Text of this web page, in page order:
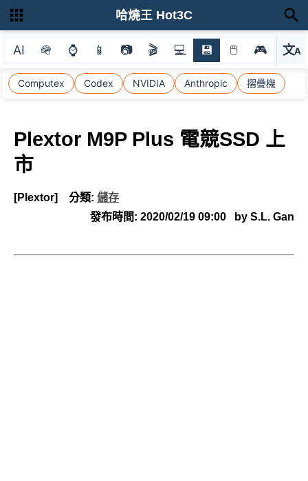
AI 🪖 ⌚ 📱 📷 🎬 💻 💾 🖱 🎮 文A
選
Computex Codex NVIDIA Anthropic 摺疊機
哈燒王 Hot3C
Plextor M9P Plus 電競SSD 上
市
[Plextor] 分類: 儲存
發布時間: 2020/02/19 09:00 by S.L. Gan